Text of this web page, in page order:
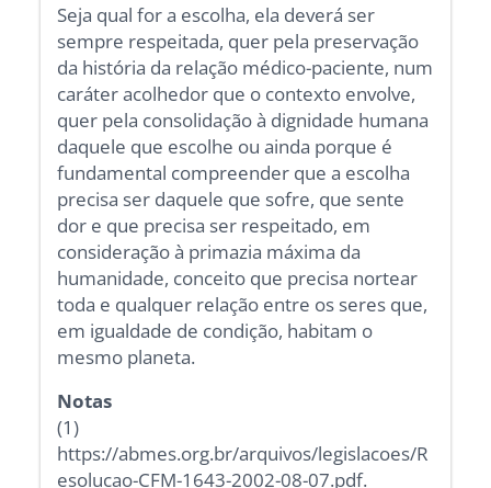
Seja qual for a escolha, ela deverá ser
sempre respeitada, quer pela preservação
da história da relação médico-paciente, num
caráter acolhedor que o contexto envolve,
quer pela consolidação à dignidade humana
daquele que escolhe ou ainda porque é
fundamental compreender que a escolha
precisa ser daquele que sofre, que sente
dor e que precisa ser respeitado, em
consideração à primazia máxima da
humanidade, conceito que precisa nortear
toda e qualquer relação entre os seres que,
em igualdade de condição, habitam o
mesmo planeta.
Notas
(1)
https://abmes.org.br/arquivos/legislacoes/R
esolucao-CFM-1643-2002-08-07.pdf.